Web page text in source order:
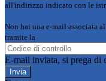
all'indirizzo indicato con le
Non hai una e-mail associata
tramite la
E-mail inviata, si prega di